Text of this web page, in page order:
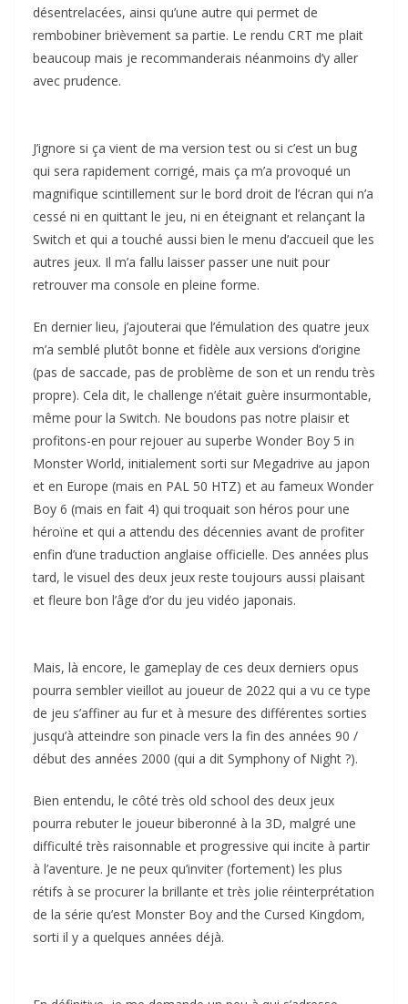
désentrelacées, ainsi qu’une autre qui permet de
rembobiner brièvement sa partie. Le rendu CRT me plait
beaucoup mais je recommanderais néanmoins d’y aller
avec prudence.
J’ignore si ça vient de ma version test ou si c’est un bug
qui sera rapidement corrigé, mais ça m’a provoqué un
magnifique scintillement sur le bord droit de l’écran qui n’a
cessé ni en quittant le jeu, ni en éteignant et relançant la
Switch et qui a touché aussi bien le menu d’accueil que les
autres jeux. Il m’a fallu laisser passer une nuit pour
retrouver ma console en pleine forme.
En dernier lieu, j’ajouterai que l’émulation des quatre jeux
m’a semblé plutôt bonne et fidèle aux versions d’origine
(pas de saccade, pas de problème de son et un rendu très
propre). Cela dit, le challenge n’était guère insurmontable,
même pour la Switch. Ne boudons pas notre plaisir et
profitons-en pour rejouer au superbe Wonder Boy 5 in
Monster World, initialement sorti sur Megadrive au japon
et en Europe (mais en PAL 50 HTZ) et au fameux Wonder
Boy 6 (mais en fait 4) qui troquait son héros pour une
héroïne et qui a attendu des décennies avant de profiter
enfin d’une traduction anglaise officielle. Des années plus
tard, le visuel des deux jeux reste toujours aussi plaisant
et fleure bon l’âge d’or du jeu vidéo japonais.
Mais, là encore, le gameplay de ces deux derniers opus
pourra sembler vieillot au joueur de 2022 qui a vu ce type
de jeu s’affiner au fur et à mesure des différentes sorties
jusqu’à atteindre son pinacle vers la fin des années 90 /
début des années 2000 (qui a dit Symphony of Night ?).
Bien entendu, le côté très old school des deux jeux
pourra rebuter le joueur biberonné à la 3D, malgré une
difficulté très raisonnable et progressive qui incite à partir
à l’aventure. Je ne peux qu’inviter (fortement) les plus
rétifs à se procurer la brillante et très jolie réinterprétation
de la série qu’est Monster Boy and the Cursed Kingdom,
sorti il y a quelques années déjà.